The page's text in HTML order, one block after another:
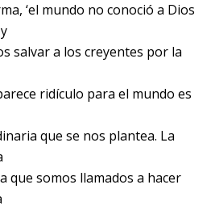
‘el mundo no conoció a Dios
salvar a los creyentes por la
ridículo para el mundo es
que se nos plantea. La
que somos llamados a hacer